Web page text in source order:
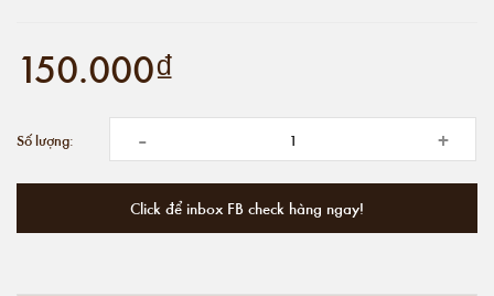
150.000₫
Số lượng: - +
Click để inbox FB check hàng ngay!